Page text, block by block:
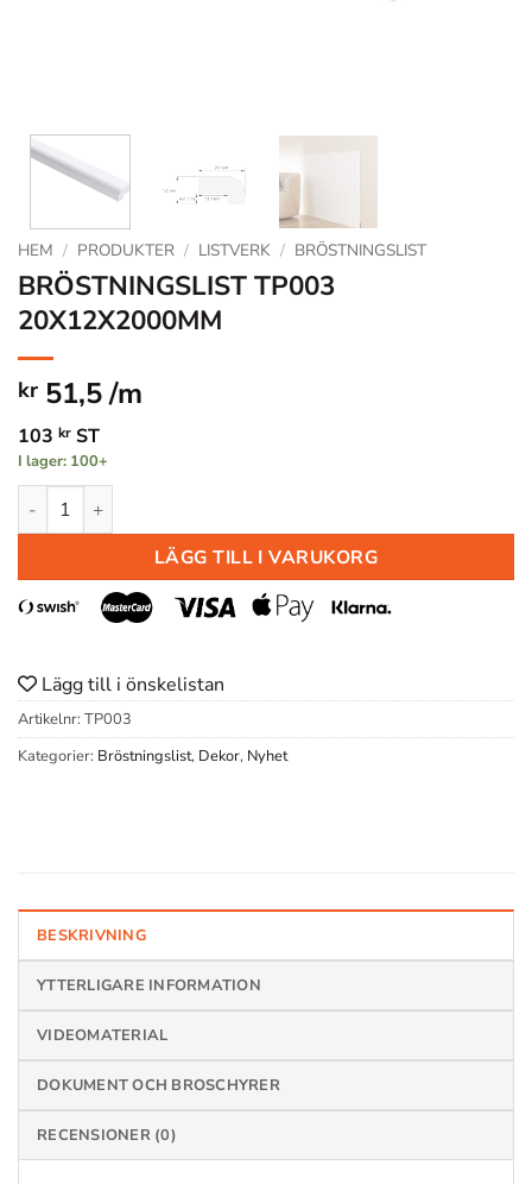
HEM / PRODUKTER / LISTVERK / BRÖSTNINGSLIST
BRÖSTNINGSLIST TP003
20X12X2000MM
kr 51,5 /m
103 kr ST
I lager: 100+
BRÖSTNINGSLIST TP003 20X12X2000MM mängd
LÄGG TILL I VARUKORG
Lägg till i önskelistan
Artikelnr: TP003
Kategorier: Bröstningslist, Dekor, Nyhet
BESKRIVNING
YTTERLIGARE INFORMATION
VIDEOMATERIAL
DOKUMENT OCH BROSCHYRER
RECENSIONER (0)